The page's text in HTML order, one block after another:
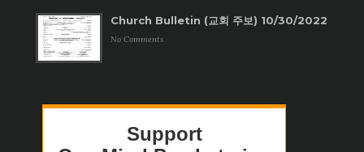
Church Bulletin (교회 주보) 10/30/2022
No Comments